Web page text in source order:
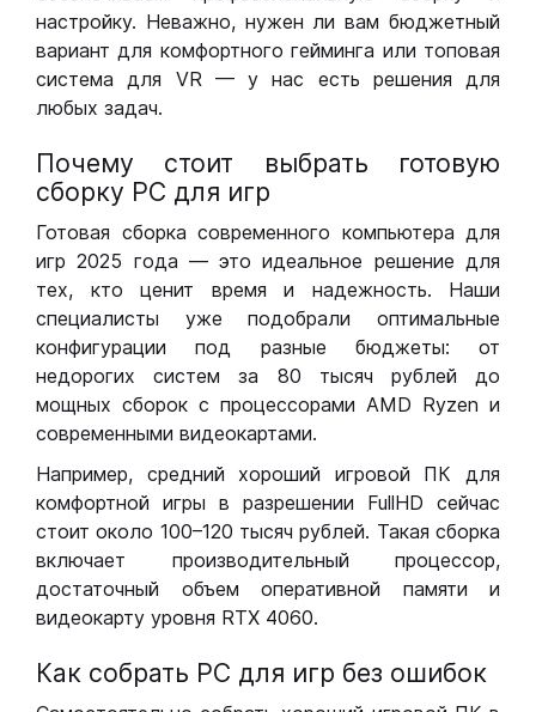
настройку. Неважно, нужен ли вам бюджетный
вариант для комфортного гейминга или топовая
система для VR — у нас есть решения для
любых задач.
Почему стоит выбрать готовую
сборку РС для игр
Готовая сборка современного компьютера для
игр 2025 года — это идеальное решение для
тех, кто ценит время и надежность. Наши
специалисты уже подобрали оптимальные
конфигурации под разные бюджеты: от
недорогих систем за 80 тысяч рублей до
мощных сборок с процессорами AMD Ryzen и
современными видеокартами.
Например, средний хороший игровой ПК для
комфортной игры в разрешении FullHD сейчас
стоит около 100–120 тысяч рублей. Такая сборка
включает производительный процессор,
достаточный объем оперативной памяти и
видеокарту уровня RTX 4060.
Как собрать РС для игр без ошибок